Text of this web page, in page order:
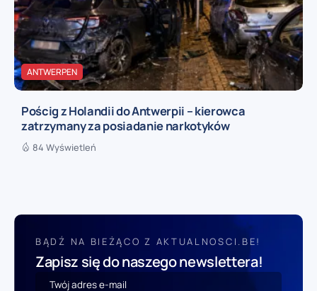
ANTWERPEN
Pościg z Holandii do Antwerpii – kierowca
zatrzymany za posiadanie narkotyków
84 Wyświetleń
BĄDŹ NA BIEŻĄCO Z AKTUALNOSCI.BE!
Zapisz się do naszego newslettera!